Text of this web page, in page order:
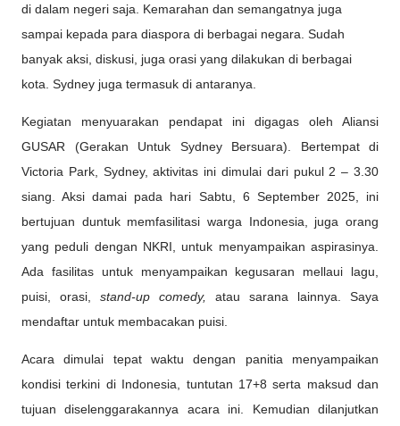
di dalam negeri saja. Kemarahan dan semangatnya juga
sampai kepada para diaspora di berbagai negara. Sudah
banyak aksi, diskusi, juga orasi yang dilakukan di berbagai
kota. Sydney juga termasuk di antaranya.
Kegiatan menyuarakan pendapat ini digagas oleh Aliansi
GUSAR (Gerakan Untuk Sydney Bersuara). Bertempat di
Victoria Park, Sydney, aktivitas ini dimulai dari pukul 2 – 3.30
siang. Aksi damai pada hari Sabtu, 6 September 2025, ini
bertujuan duntuk memfasilitasi warga Indonesia, juga orang
yang peduli dengan NKRI, untuk menyampaikan aspirasinya.
Ada fasilitas untuk menyampaikan kegusaran mellaui lagu,
puisi, orasi, stand-up comedy,
atau sarana lainnya. Saya
mendaftar untuk membacakan puisi.
Acara dimulai tepat waktu dengan panitia menyampaikan
kondisi terkini di Indonesia, tuntutan 17+8 serta maksud dan
tujuan diselenggarakannya acara ini. Kemudian dilanjutkan